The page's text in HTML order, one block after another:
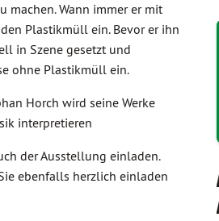
machen. Wann immer er mit
Plastikmüll ein. Bevor er ihn
in Szene gesetzt und
ohne Plastikmüll ein.
Horch wird seine Werke
interpretieren
der Ausstellung einladen.
ebenfalls herzlich einladen